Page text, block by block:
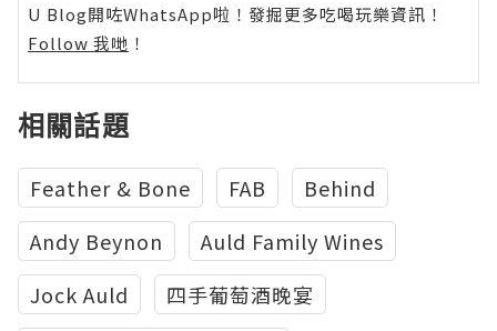
U Blog開咗WhatsApp啦！發掘更多吃喝玩樂資訊！
Follow 我哋 ！
相關話題
Feather & Bone FAB
Behind
Andy Beynon
Auld Family Wines
Jock Auld
四手葡萄酒晚宴